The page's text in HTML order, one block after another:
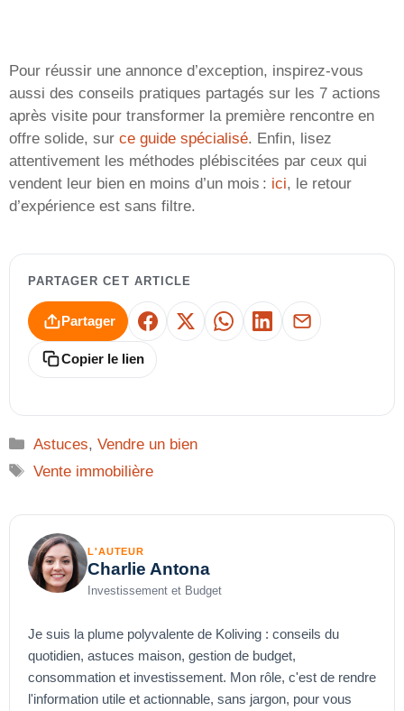
Pour réussir une annonce d’exception, inspirez-vous
aussi des conseils pratiques partagés sur les 7 actions
après visite pour transformer la première rencontre en
offre solide, sur ce guide spécialisé. Enfin, lisez
attentivement les méthodes plébiscitées par ceux qui
vendent leur bien en moins d’un mois : ici, le retour
d’expérience est sans filtre.
PARTAGER CET ARTICLE
Partager Facebook
X WhatsAppLinkedInE-mail
Copier le lien
Catégories
Astuces,Vendre un bien
Étiquettes
Vente immobilière
L'AUTEUR
Charlie Antona
Investissement et Budget
Je suis la plume polyvalente de Koliving : conseils du
quotidien, astuces maison, gestion de budget,
consommation et investissement. Mon rôle, c'est de rendre
l'information utile et actionnable, sans jargon, pour vous